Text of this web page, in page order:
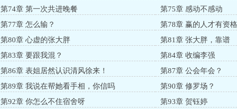
第74章 第一次共进晚餐
第75章 感动不感动
第77章 怎么输？
第78章 赢的人才有资
第80章 心虚的张大胖
第81章 张大胖，靠谱
第83章 要跟我混？
第84章 收编李强
第86章 表姐居然认识清风徐来！
第87章 公会年会？
第89章 我说在帮她看手相，你信吗
第90章 修罗场？
第92章 你怎么不住宿舍呀
第93章 贺钰婷